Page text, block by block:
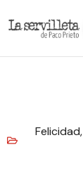
Felicidad,